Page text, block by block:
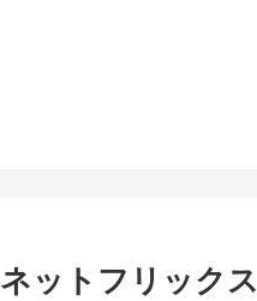
ネットフリックス